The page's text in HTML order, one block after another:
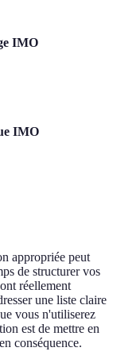
IMO
IMO
appropriée peut
de structurer vos
réellement
une liste claire
vous n'utiliserez
est de mettre en
conséquence.